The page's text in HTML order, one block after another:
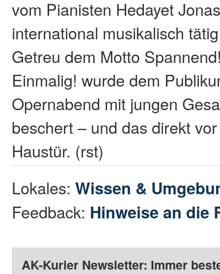
vom Pianisten Hedayet
international musikalisch
Getreu dem Motto
Einmalig! wurde dem
Opernabend mit jungen
beschert – und das direkt
Haustür. (rst)
Lokales:Wissen &
Feedback: Hinweise an die
AK-Kurier Newsletter: Immer